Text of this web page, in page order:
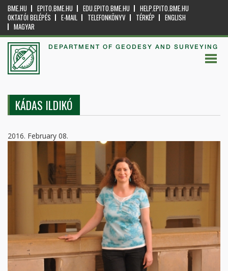
BME.HU EPITO.BME.HU EDU.EPITO.BME.HU
HELP.EPITO.BME.HU
OKTATÓI BELÉPÉS
E-MAIL TELEFONKÖNYV TÉRKÉP
ENGLISH
MAGYAR
DEPARTMENT OF GEODESY AND SURVEYING
KÁDAS ILDIKÓ
2016. February 08.